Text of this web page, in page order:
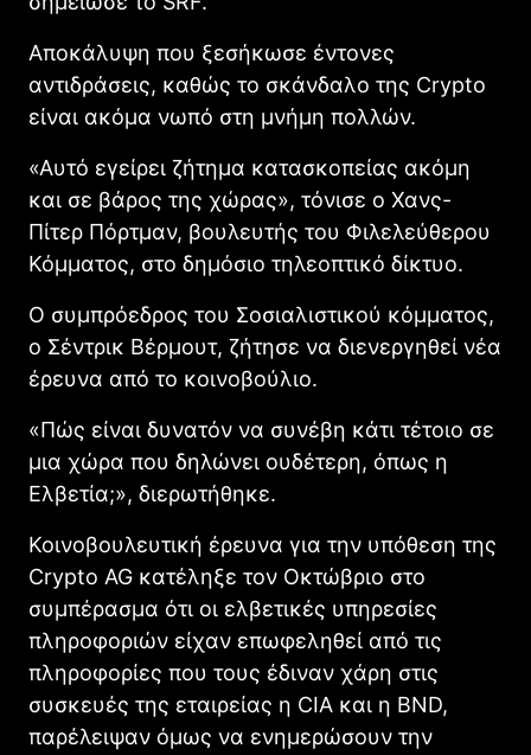
Αποκάλυψη που ξεσήκωσε έντονες
αντιδράσεις, καθώς το σκάνδαλο της Crypto
είναι ακόμα νωπό στη μνήμη πολλών.
«Αυτό εγείρει ζήτημα κατασκοπείας ακόμη
και σε βάρος της χώρας», τόνισε ο Χανς-
Πίτερ Πόρτμαν, βουλευτής του Φιλελεύθερου
Κόμματος, στο δημόσιο τηλεοπτικό δίκτυο.
Ο συμπρόεδρος του Σοσιαλιστικού κόμματος,
ο Σέντρικ Βέρμουτ, ζήτησε να διενεργηθεί νέα
έρευνα από το κοινοβούλιο.
«Πώς είναι δυνατόν να συνέβη κάτι τέτοιο σε
μια χώρα που δηλώνει ουδέτερη, όπως η
Ελβετία;», διερωτήθηκε.
Κοινοβουλευτική έρευνα για την υπόθεση της
Crypto AG κατέληξε τον Οκτώβριο στο
συμπέρασμα ότι οι ελβετικές υπηρεσίες
πληροφοριών είχαν επωφεληθεί από τις
πληροφορίες που τους έδιναν χάρη στις
συσκευές της εταιρείας η CIA και η BND,
παρέλειψαν όμως να ενημερώσουν την